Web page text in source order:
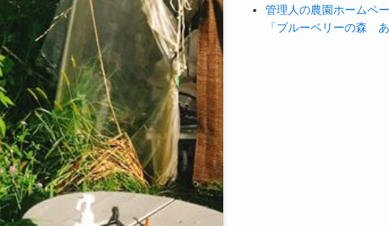
管理人の農園ホームペ
「ブルーベリーの森